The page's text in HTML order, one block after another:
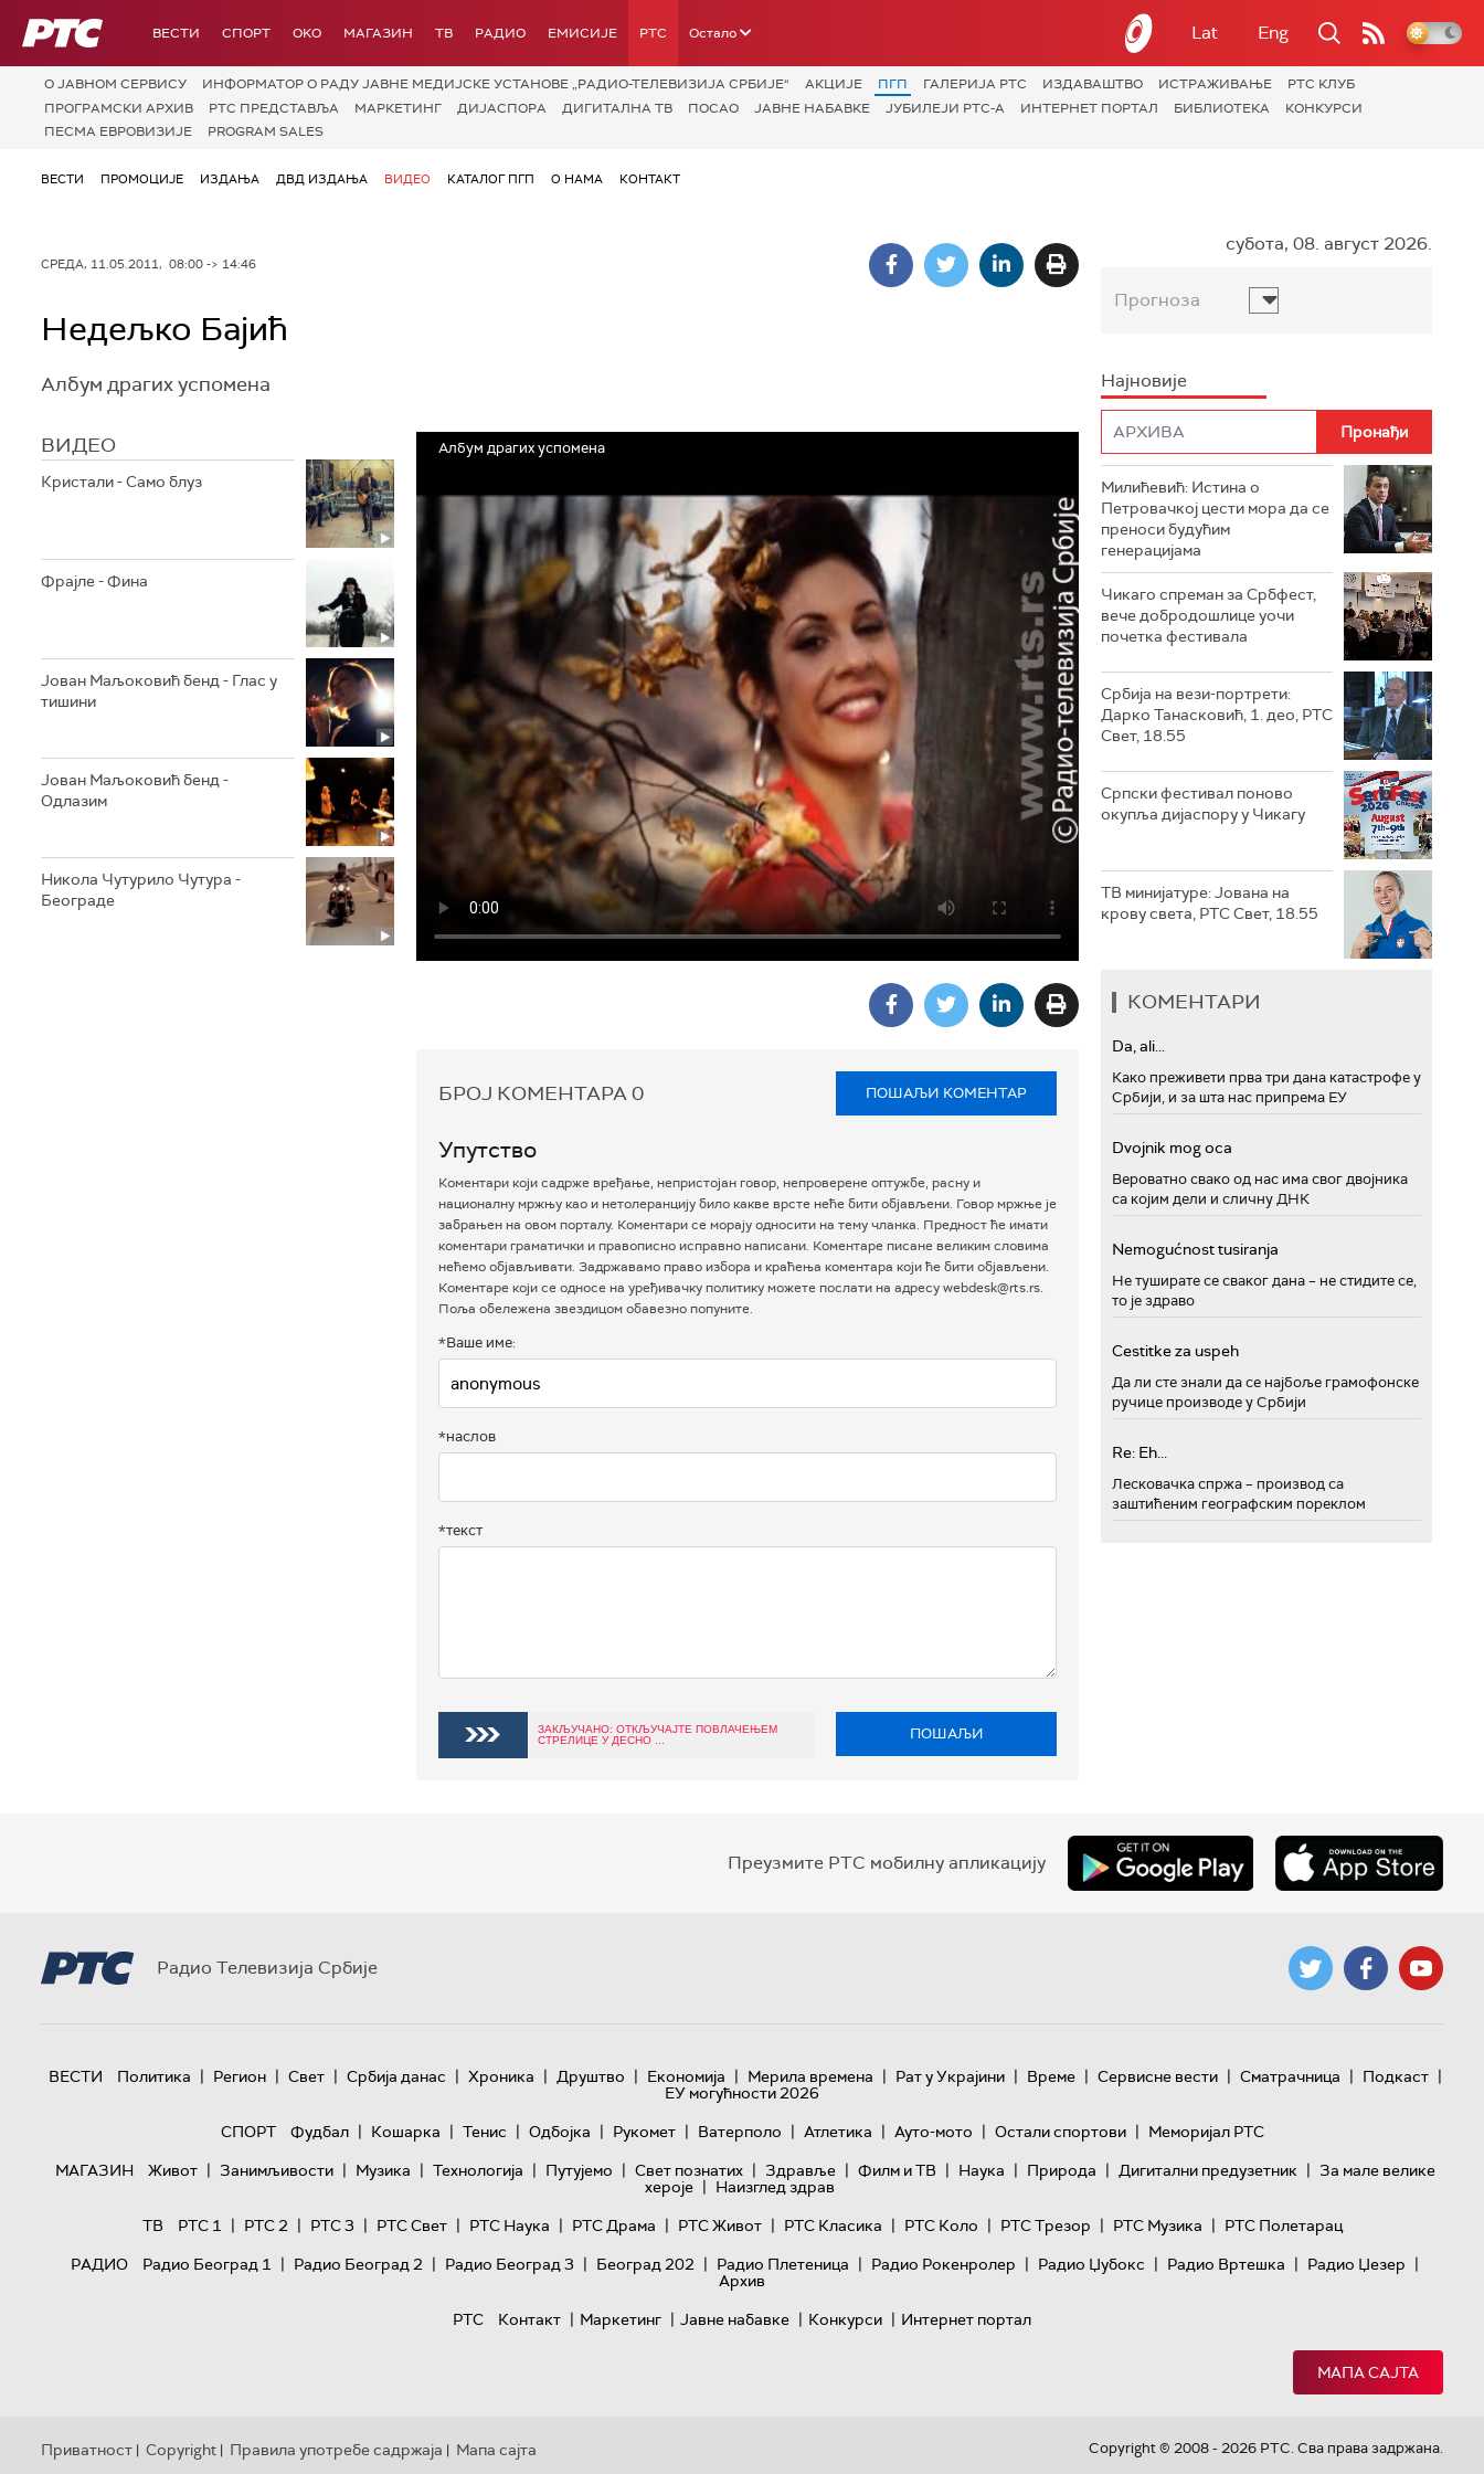
РТС ВЕСТИ СПОРТ OKO МАГАЗИН ТВ РАДИО ЕМИСИЈЕ РТС Остало Lat Eng
О JАВНОМ СЕРВИСУ ИНФОРМАТОР О РАДУ ЈАВНЕ МЕДИЈСКЕ УСТАНОВЕ „РАДИО-ТЕЛЕВИЗИЈА СРБИЈЕ“ АКЦИЈЕ ПГП ГАЛЕРИЈА РТС ИЗДАВАШТВО ИСТРАЖИВАЊЕ
РТС КЛУБ
ПРОГРАМСКИ АРХИВ
РТС ПРЕДСТАВЉА МАРКЕТИНГ ДИЈАСПОРА ДИГИТАЛНА ТВ ПОСАО ЈАВНЕ НАБАВКЕ ЈУБИЛЕЈИ РТС-А ИНТЕРНЕТ ПОРТАЛ БИБЛИОТЕКА
КОНКУРСИ
ПЕСМА ЕВРОВИЗИЈЕ
PROGRAM SALES
ВЕСТИ ПРОМОЦИЈЕ ИЗДАЊА ДВД ИЗДАЊА ВИДЕО КАТАЛОГ ПГП О НАМА КОНТАКТ
СРЕДА, 11.05.2011, 08:00 -> 14:46
Недељко Бајић
Албум драгих успомена
ВИДЕО
Кристали - Само блуз
Фрајле - Фина
Јован Маљоковић бенд - Глас у
тишини
Јован Маљоковић бенд -
Одлазим
Никола Чутурило Чутура -
Београде
Албум драгих успомена
БРОЈ КОМЕНТАРА0 ПОШАЉИ КОМЕНТАР
Упутство
Коментари који садрже вређање, непристојан говор, непроверене оптужбе, расну и
националну мржњу као и нетолеранцију било какве врсте неће бити објављени. Говор мржње је
забрањен на овом порталу. Коментари се морају односити на тему чланка. Предност ће имати
коментари граматички и правописно исправно написани. Коментаре писане великим словима
нећемо објављивати. Задржавамо право избора и краћења коментара који ће бити објављени.
Коментаре који се односе на уређивачку политику можете послати на адресу webdesk@rts.rs.
Поља обележена звездицом обавезно попуните.
*Ваше име:
*наслов
*текст
ЗАКЉУЧАНО: ОТКЉУЧАЈТЕ ПОВЛАЧЕЊЕМ
СТРЕЛИЦЕ У ДЕСНО ...
ПОШАЉИ
субота, 08. август 2026.
Прогноза
Најновије
Милићевић: Истина о
Петровачкој цести мора да се
преноси будућим
генерацијама
Чикаго спреман за Србфест,
вече добродошлице уочи
почетка фестивала
Србија на вези-портрети:
Дарко Танасковић, 1. део, РТС
Свет, 18.55
Српски фестивал поново
окупља дијаспору у Чикагу
ТВ минијатуре: Јована на
крову света, РТС Свет, 18.55
КОМЕНТАРИ
Da, ali...
Како преживети прва три дана катастрофе у
Србији, и за шта нас припрема ЕУ
Dvojnik mog oca
Вероватно свако од нас има свог двојника
са којим дели и сличну ДНК
Nemogućnost tusiranja
Не туширате се сваког дана – не стидите се,
то је здраво
Cestitke za uspeh
Да ли сте знали да се најбоље грамофонске
ручице производе у Србији
Re: Eh...
Лесковачка спржа – производ са
заштићеним географским пореклом
Преузмите РТС мобилну апликацију
Радио Телевизија Србије
ВЕСТИ Политика | Регион | Свет | Србија данас | Хроника | Друштво | Економија | Мерила времена | Рат у Украјини | Време | Сервисне вести | Сматрачница | Подкаст |
ЕУ могућности 2026
СПОРТ
Фудбал | Кошарка | Тенис | Одбојка | Рукомет | Ватерполо | Атлетика | Ауто-мото | Остали спортови | Меморијал РТС
МАГАЗИН
Живот | Занимљивости | Музика | Технологијa | Путујемо | Свет познатих | Здравље | Филм и ТВ | Наука | Природа | Дигитални предузетник | За мале велике
хероје | Наизглед здрав
ТВ
РТС 1 | РТС 2 | РТС 3 | РТС Свет | РТС Наука | РТС Драма | РТС Живот | РТС Класика | РТС Коло | РТС Трезор | РТС Музика | РТС Полетарац
РАДИО
Радио Београд 1 | Радио Београд 2 | Радио Београд 3 | Београд 202 | Радио Плетеница | Радио Рокенролер | Радио Џубокс | Радио Вртешка | Радио Џезер |
Архив
РТС
Контакт | Маркетинг | Јавне набавке | Конкурси | Интернет портал
МАПА САЈТА
Приватност | Copyright | Правила употребе садржаја | Мапа сајта Copyright © 2008 - 2026 РТС. Сва права задржана.